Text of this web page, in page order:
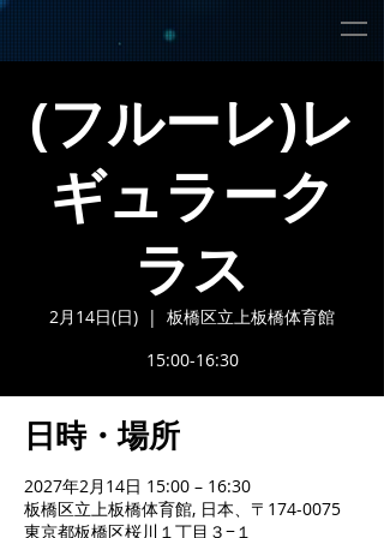
(フルーレ)レ
ギュラーク
ラス
2月14日(日)
  |
板橋区立上板橋体育館
15:00-16:30
日時・場所
2027年2月14日 15:00 – 16:30
板橋区立上板橋体育館, 日本、〒174-0075
東京都板橋区桜川１丁目３−１